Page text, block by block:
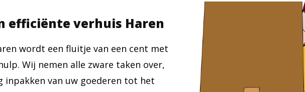
efficiënte verhuis Haren
wordt een fluitje van een cent met
Wij nemen alle zware taken over,
inpakken van uw goederen tot het